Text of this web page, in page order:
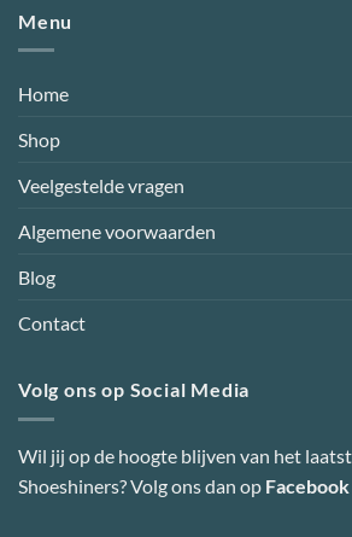
Menu
Home
Shop
Veelgestelde vragen
Algemene voorwaarden
Blog
Contact
Volg ons op Social Media
Wil jij op de hoogte blijven van het
Shoeshiners? Volg ons dan op Facebook